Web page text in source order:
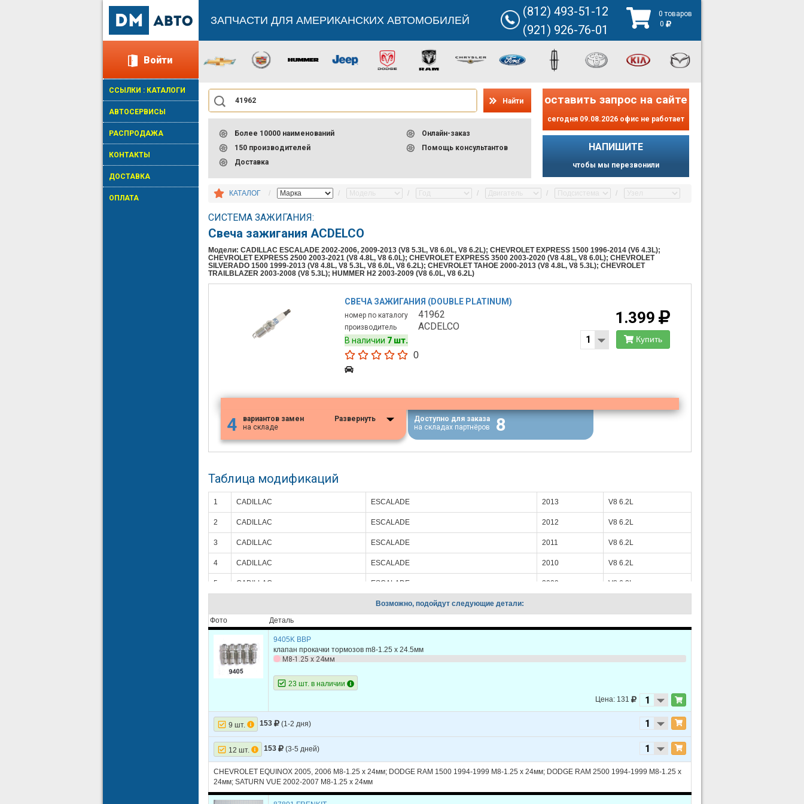
Войти
ССЫЛКИ : КАТАЛОГИ
АВТОСЕРВИСЫ
РАСПРОДАЖА
КОНТАКТЫ
ДОСТАВКА
ОПЛАТА
ЗАПЧАСТИ ДЛЯ АМЕРИКАНСКИХ АВТОМОБИЛЕЙ
(812) 493-51-12
(921) 926-76-01
0 товаров
0
Найти
Более 10000 наименований
150 производителей
Доставка
Онлайн-заказ
Помощь консультантов
оставить запрос на сайте
сегодня 09.08.2026 офис не работает
НАПИШИТЕ
чтобы мы перезвонили
КАТАЛОГ
СИСТЕМА ЗАЖИГАНИЯ:
Свеча зажигания ACDELCO
Модели: CADILLAC ESCALADE 2002-2006, 2009-2013 (V8 5.3L, V8 6.0L, V8 6.2L); CHEVROLET EXPRESS 1500 1996-2014 (V6 4.3L);
CHEVROLET EXPRESS 2500 2003-2021 (V8 4.8L, V8 6.0L); CHEVROLET EXPRESS 3500 2003-2020 (V8 4.8L, V8 6.0L); CHEVROLET
SILVERADO 1500 1999-2013 (V8 4.8L, V8 5.3L, V8 6.0L, V8 6.2L); CHEVROLET TAHOE 2000-2013 (V8 4.8L, V8 5.3L); CHEVROLET
TRAILBLAZER 2003-2008 (V8 5.3L); HUMMER H2 2003-2009 (V8 6.0L, V8 6.2L)
СВЕЧА ЗАЖИГАНИЯ (DOUBLE PLATINUM)
номер по каталогу 41962
производитель ACDELCO
В наличии 7 шт.
0
1.399
Купить
4
вариантов замен
на складе
Развернуть
Доступно для заказа
на складах партнёров
8
Таблица модификаций
1 CADILLAC ESCALADE 2013 V8 6.2L
2 CADILLAC ESCALADE 2012 V8 6.2L
3 CADILLAC ESCALADE 2011 V8 6.2L
4 CADILLAC ESCALADE 2010 V8 6.2L
5 CADILLAC ESCALADE 2009 V8 6.2L
ESCALADE
7 CADILLAC
CADILLAC
CADILLAC ESCALADE 2004 V8 5.3L
V8 5.3L
12 CADILLAC
13 CADILLAC
15 CHEVROLET EXPRESS 1500
Возможно, подойдут следующие детали:
Фото
Деталь
9405K BBP
клапан прокачки тормозов m8-1.25 х 24.5мм
M8-1.25 x 24мм
23 шт. в наличии
Цена: 131
9 шт. 153 (1-2 дня)
12 шт. 153 (3-5 дней)
CHEVROLET EQUINOX 2005, 2006 M8-1.25 x 24мм; DODGE RAM 1500 1994-1999 M8-1.25 x 24мм; DODGE RAM 2500 1994-1999 M8-1.25 x
24мм; SATURN VUE 2002-2007 M8-1.25 x 24мм